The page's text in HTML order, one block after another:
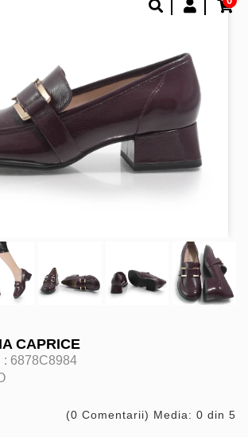
CAPRICE
: 6878C8984
(0 Comentarii) Media: 0 din 5